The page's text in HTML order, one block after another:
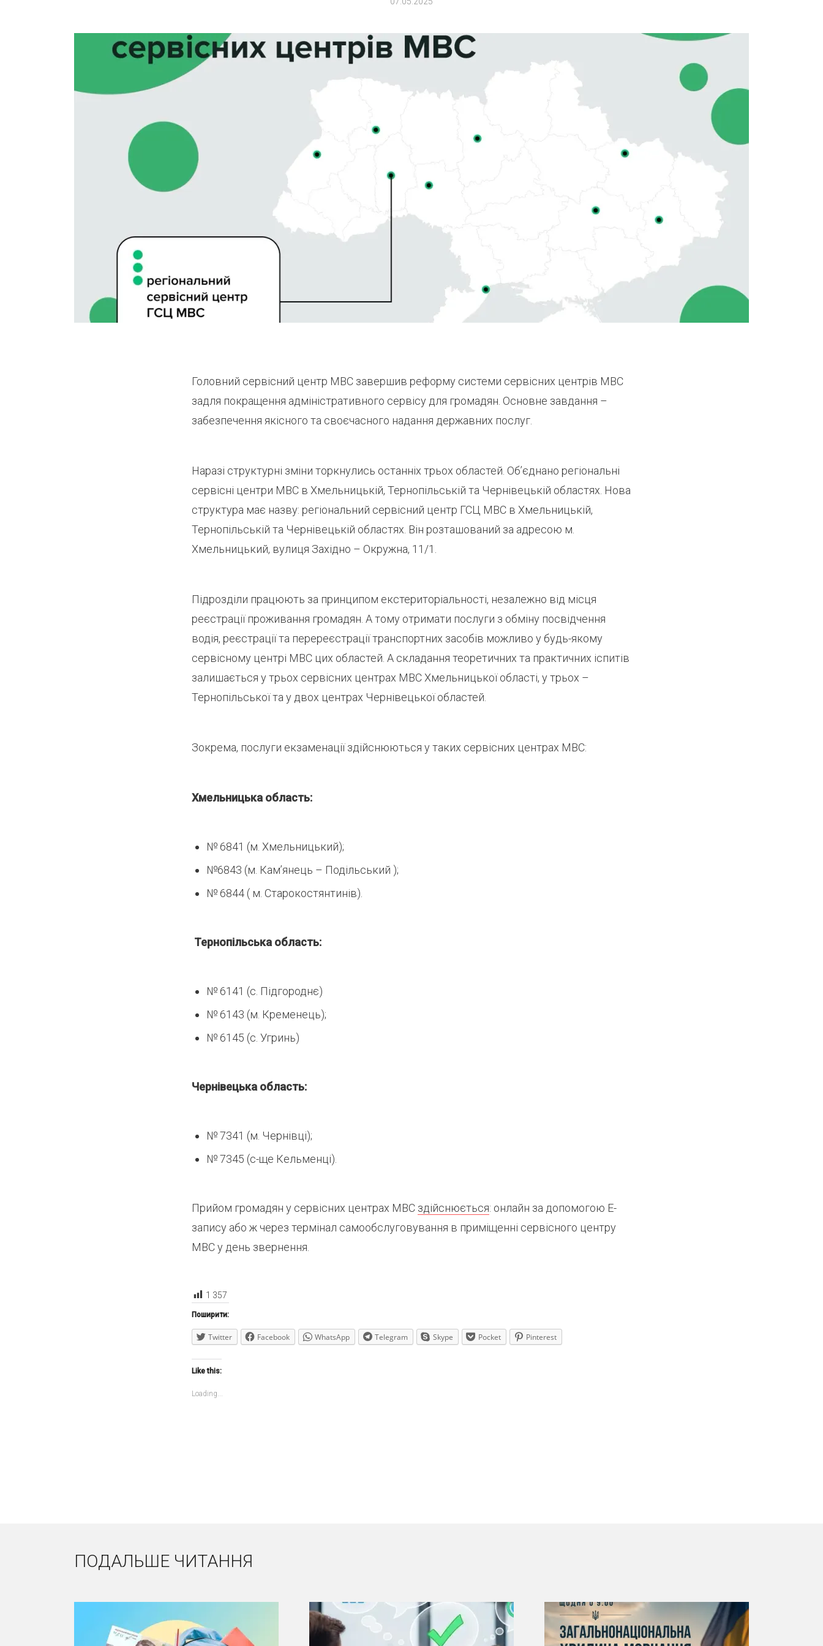
Головний сервісний центр МВС завершив реформу системи сервісних центрів МВС
задля покращення адміністративного сервісу для громадян. Основне завдання –
забезпечення якісного та своєчасного надання державних послуг.
Наразі структурні зміни торкнулись останніх трьох областей. Об’єднано регіональні
сервісні центри МВС в Хмельницькій, Тернопільській та Чернівецькій областях. Нова
структура має назву: регіональний сервісний центр ГСЦ МВС в Хмельницькій,
Тернопільській та Чернівецькій областях. Він розташований за адресою м.
Хмельницький, вулиця Західно – Окружна, 11/1.
Підрозділи працюють за принципом екстериторіальності, незалежно від місця
реєстрації проживання громадян. А тому отримати послуги з обміну посвідчення
водія, реєстрації та перереєстрації транспортних засобів можливо у будь-якому
сервісному центрі МВС цих областей. А складання теоретичних та практичних іспитів
залишається у трьох сервісних центрах МВС Хмельницької області, у трьох –
Тернопільської та у двох центрах Чернівецької областей.
Зокрема, послуги екзаменації здійснюються у таких сервісних центрах МВС:
Хмельницька область:
№ 6841 (м. Хмельницький);
№6843 (м. Кам’янець – Подільський );
№ 6844 ( м. Старокостянтинів).
Тернопільська область:
№ 6141 (с. Підгороднє)
№ 6143 (м. Кременець);
№ 6145 (с. Угринь)
Чернівецька область:
№ 7341 (м. Чернівці);
№ 7345 (с-ще Кельменці).
Прийом громадян у сервісних центрах МВС здійснюється: онлайн за допомогою Е-
запису або ж через термінал самообслуговування в приміщенні сервісного центру
МВС у день звернення.
1 357
Поширити:
Twitter Facebook WhatsApp Telegram Skype Pocket Pinterest
Like this:
Loading...
ПОДАЛЬШЕ ЧИТАННЯ